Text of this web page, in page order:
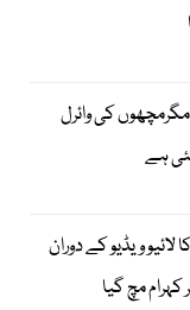
کی وائرل
ہے
لائیو ویڈیو کے دوران
مچ گیا